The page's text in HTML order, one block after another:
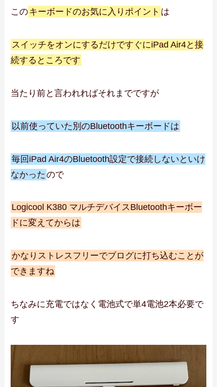
このキーボードのお気に入りポイント は
スイッチをオンにするだけですぐにiPad Air4と接
続するところです
当たり前と言われればそれまでですが
以前使っていた別のBluetoothキーボードは
毎回iPad Air4のBluetooth設定で接続しないといけ
なかった ので
Logicool K380 マルチデバイスBluetoothキーボー
ドに変えてからは
かなりストレスフリーでブログに打ち込むことが
できますね
ちなみに充電ではなく電池式で単4電池2本必要で
す